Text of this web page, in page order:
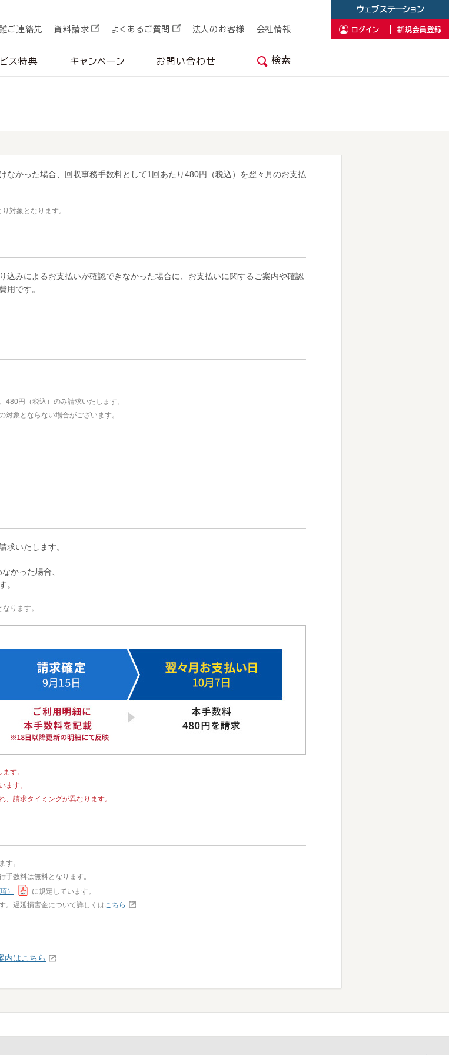
ご連絡先 資料請求 よくあるご質問 法人のお客様 会社情報
ス特典 キャンペーン お問い合わせ 検索
ウェブステーション
ログイン 新規会員登録
なかった場合、回収事務手数料として1回あたり480円（税込）を翌々月のお支払
対象となります。
込みによるお支払いが確認できなかった場合に、お支払いに関するご案内や確認
用です。
円（税込）のみ請求いたします。
象とならない場合がございます。
求いたします。
かった場合、
。
ります。
す。
ます。
請求タイミングが異なります。
す。
手数料は無料となります。
）
に規定しています。
。遅延損害金について詳しくはこちら
内はこちら